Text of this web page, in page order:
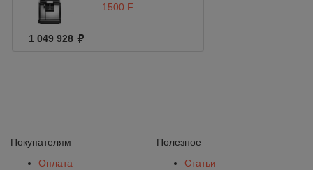
1500 F
1 049 928
Покупателям
Оплата
Полезное
Статьи